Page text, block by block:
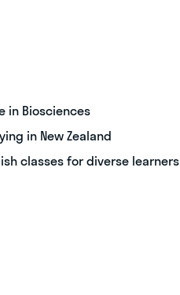
in Biosciences
in New Zealand
classes for diverse learners